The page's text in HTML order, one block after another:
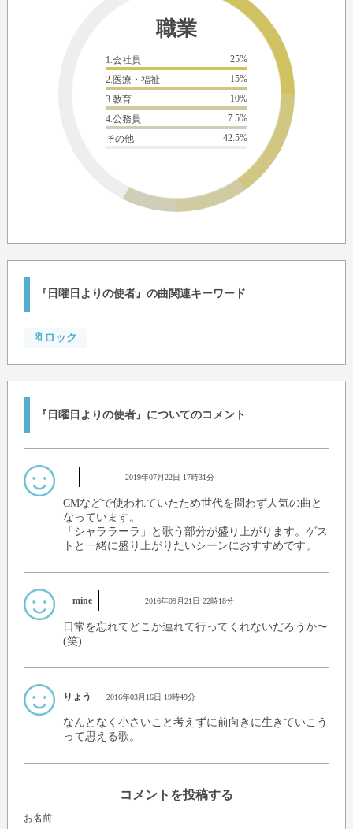
職業
1.会社員
25%
2.医療・福祉
15%
3.教育
10%
4.公務員
7.5%
その他
42.5%
『日曜日よりの使者』の曲関連キーワード
🔖ロック
『日曜日よりの使者』についてのコメント
2019年07月22日 17時31分
CMなどで使われていたため世代を問わず人気の曲と
なっています。
「シャララーラ」と歌う部分が盛り上がります。ゲス
トと一緒に盛り上がりたいシーンにおすすめです。
mine 2016年09月21日 22時18分
日常を忘れてどこか連れて行ってくれないだろうか〜
(笑)
りょう 2016年03月16日 19時49分
なんとなく小さいこと考えずに前向きに生きていこう
って思える歌。
コメントを投稿する
お名前